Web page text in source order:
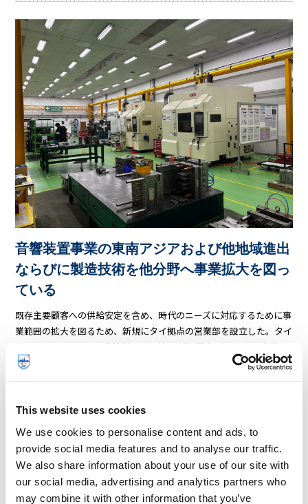
This website uses cookies
We use cookies to personalise content and ads, to
provide social media features and to analyse our traffic.
We also share information about your use of our site with
our social media, advertising and analytics partners who
may combine it with other information that you’ve
音響装置事業の東南アジアおよび他地域進出
ならびに製造技術を他分野へ事業拡大を図っ
ている
既存主要顧客への供給安定を含め、時代のニーズに対応するために事
業範囲の拡大を図るため、新規にタイ拠点の営業部を設立した。タイ
またはアジア圏やその他地域の音響装置 新規顧客開拓 および車載・
家電・産業・その他さまざまな市場への事業拡大に取り組んでいる
将来の抱負